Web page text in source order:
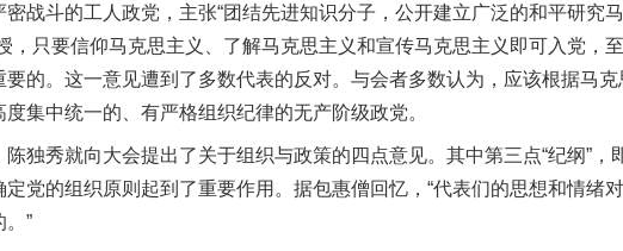
斗的工人政党，主张“团结先进知识分子，公开建立广泛的和平研究
，只要信仰马克思主义、了解马克思主义和宣传马克思主义即可入党，
的。这一意见遭到了多数代表的反对。与会者多数认为，应该根据马
集中统一的、有严格组织纪律的无产阶级政党。
秀就向大会提出了关于组织与政策的四点意见。其中第三点“纪纲”，
党的组织原则起到了重要作用。据包惠僧回忆，“代表们的思想和情绪
”